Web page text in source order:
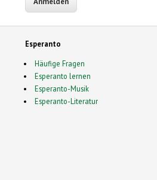
Esperanto
Häufige Fragen
Esperanto lernen
Esperanto-Musik
Esperanto-Literatur